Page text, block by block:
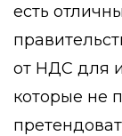
есть
от НДС для
которые не